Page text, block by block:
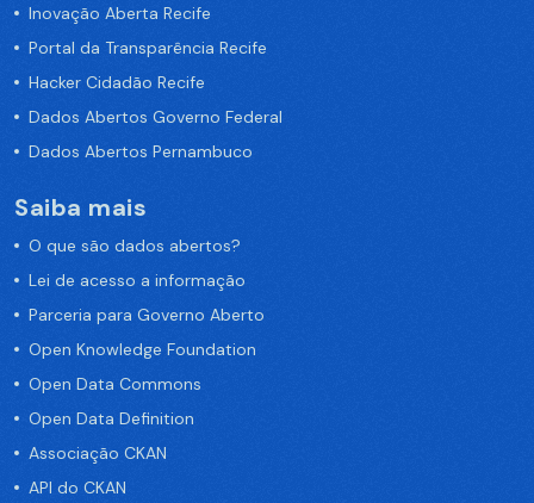
Inovação Aberta Recife
Portal da Transparência Recife
Hacker Cidadão Recife
Dados Abertos Governo Federal
Dados Abertos Pernambuco
Saiba mais
O que são dados abertos?
Lei de acesso a informação
Parceria para Governo Aberto
Open Knowledge Foundation
Open Data Commons
Open Data Definition
Associação CKAN
API do CKAN